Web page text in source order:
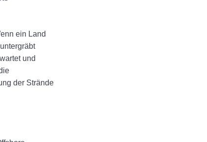
ein Land
und
der Strände